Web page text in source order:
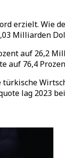
erzielt. Wie
Milliarden
auf 26,2
auf 76,4
türkische
lag 2023